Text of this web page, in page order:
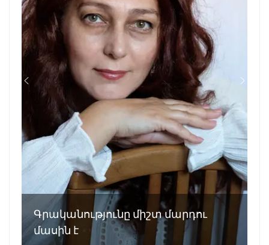
Գրականությունը միշտ մարդու
մասին է